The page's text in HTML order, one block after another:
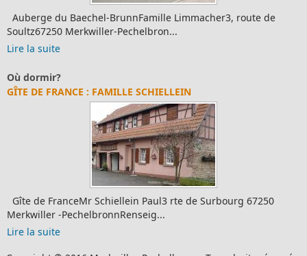
Auberge du Baechel-BrunnFamille Limmacher3, route de
Soultz67250 Merkwiller-Pechelbron...
Lire la suite
Où dormir?
GÎTE DE FRANCE : FAMILLE SCHIELLEIN
Gîte de FranceMr Schiellein Paul3 rte de Surbourg 67250
Merkwiller -PechelbronnRenseig...
Lire la suite